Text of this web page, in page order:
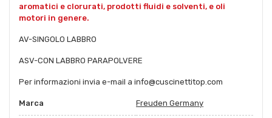
aromatici e clorurati, prodotti fluidi e solventi, e oli
motori in genere.
AV-SINGOLO LABBRO
ASV-CON LABBRO PARAPOLVERE
Per informazioni invia e-mail a info@cuscinettitop.com
Marca Freuden Germany